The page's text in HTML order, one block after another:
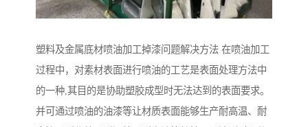
塑料及金属底材喷油加工掉漆问题解决方法 在喷油加工
过程中，对素材表面进行喷油的工艺是表面处理方法中
的一种,其目的是协助塑胶成型时无法达到的表面要求。
并可通过喷油的油漆等让材质表面能够生产耐高温、耐